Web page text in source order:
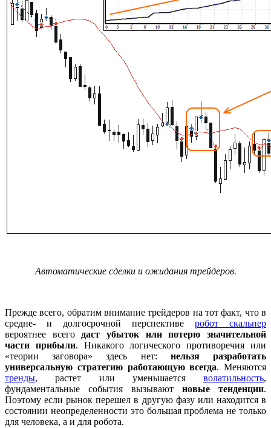
Автоматические сделки и ожидания трейдеров.
Прежде всего, обратим внимание трейдеров на тот факт, что в
средне- и долгосрочной перспективе робот скальпер
вероятнее всегодаст убыток или потерю значительной
части прибыли. Никакого логического противоречия или
«теории заговора» здесь нет: нельзя разработать
универсальную стратегию работающую всегда. Меняются
тренды, растет или уменьшается волатильность,
фундаментальные события вызывают новые тенденции.
Поэтому если рынок перешел в другую фазу или находится в
состоянии неопределенности это большая проблема не только
для человека, а и для робота.